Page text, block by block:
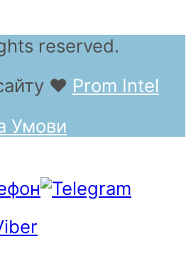
reserved.
❤ Prom Intel
Умови